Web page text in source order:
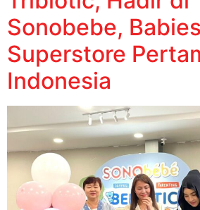
Sonobebe, Babies
Superstore
Indonesia